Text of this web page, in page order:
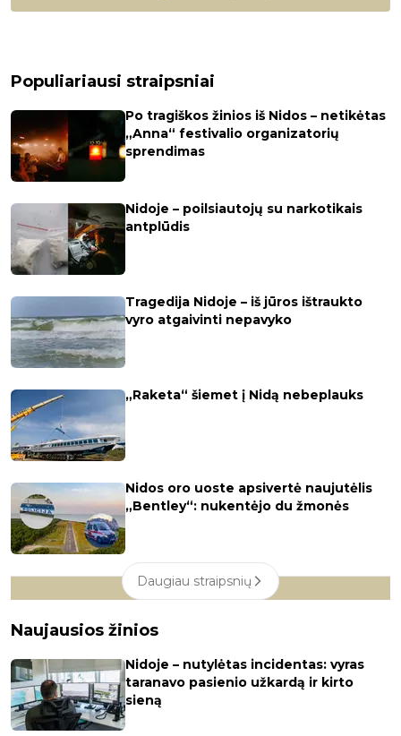
Populiariausi straipsniai
Po tragiškos žinios iš Nidos – netikėtas
„Anna“ festivalio organizatorių
sprendimas
Nidoje – poilsiautojų su narkotikais
antplūdis
Tragedija Nidoje – iš jūros ištraukto
vyro atgaivinti nepavyko
„Raketa“ šiemet į Nidą nebeplauks
Nidos oro uoste apsivertė naujutėlis
„Bentley“: nukentėjo du žmonės
Daugiau straipsnių
Naujausios žinios
Nidoje – nutylėtas incidentas: vyras
taranavo pasienio užkardą ir kirto
sieną